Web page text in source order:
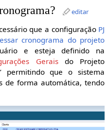
editar
que a configuração PJ
cronograma do projeto
e esteja definido na
Geraisdo Projeto
permitindo que o sistema
de forma automática, tendo